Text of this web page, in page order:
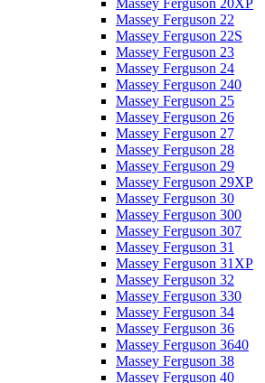
Massey Ferguson 20XP
Massey Ferguson 22
Massey Ferguson 22S
Massey Ferguson 23
Massey Ferguson 24
Massey Ferguson 240
Massey Ferguson 25
Massey Ferguson 26
Massey Ferguson 27
Massey Ferguson 28
Massey Ferguson 29
Massey Ferguson 29XP
Massey Ferguson 30
Massey Ferguson 300
Massey Ferguson 307
Massey Ferguson 31
Massey Ferguson 31XP
Massey Ferguson 32
Massey Ferguson 330
Massey Ferguson 34
Massey Ferguson 36
Massey Ferguson 3640
Massey Ferguson 38
Massey Ferguson 40